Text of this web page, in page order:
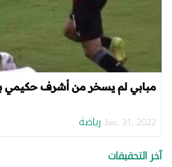
مبابي لم يسخر من أشرف حكيمي
Jan. 31, 2022 رياضة
آخر التحقيقات